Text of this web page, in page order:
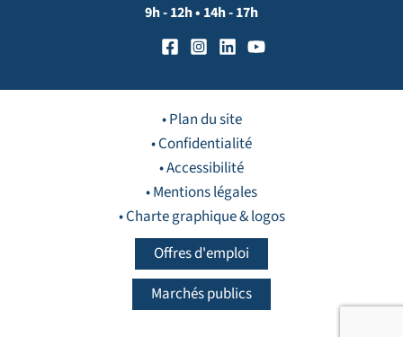
9h - 12h • 14h - 17h
• Plan du site
• Confidentialité
• Accessibilité
• Mentions légales
• Charte graphique & logos
Offres d'emploi
Marchés publics